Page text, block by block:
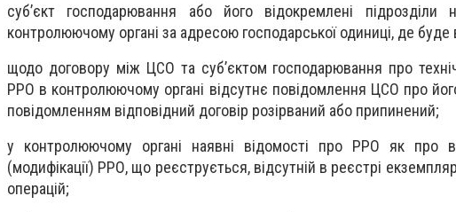
суб’єкт господарювання або його відокремлені
контролюючому органі за адресою господарської одиниці, де
щодо договору між ЦСО та суб’єктом господарювання про
РРО в контролюючому органі відсутнє повідомлення ЦСО про
повідомленням відповідний договір розірваний або припинений;
у контролюючому органі наявні відомості про РРО як про
(модифікації) РРО, що реєструється, відсутній в реєстрі
операцій;